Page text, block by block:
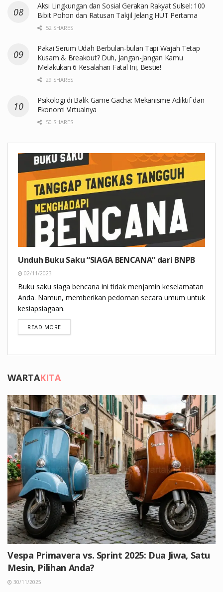
Aksi Lingkungan dan Sosial Gerakan Rakyat Sulsel: 100
Bibit Pohon dan Ratusan Takjil Jelang HUT Pertama
52 SHARES
Pakai Serum Udah Berbulan-bulan Tapi Wajah Tetap
Kusam & Breakout? Duh, Jangan-Jangan Kamu
Melakukan 6 Kesalahan Fatal Ini, Bestie!
29 SHARES
Psikologi di Balik Game Gacha: Mekanisme Adiktif dan
Ekonomi Virtualnya
50 SHARES
Unduh Buku Saku “SIAGA BENCANA” dari BNPB
02/11/2023
Buku saku siaga bencana ini tidak menjamin keselamatan
Anda. Namun, memberikan pedoman secara umum untuk
kesiapsiagaan.
READ MOREDETAILS
WARTAKITA
Vespa Primavera vs. Sprint 2025: Dua Jiwa, Satu
Mesin, Pilihan Anda?
30/11/2025